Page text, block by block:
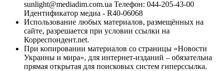
sunlight@mediadim.com.ua Телефон: 044-205-43-00
Идентификатор медиа - R40-06068
Использование любых материалов, размещённых на
сайте, разрешается при условии ссылки на
Корреспондент.net.
При копировании материалов со страницы «Новости
Украины и мира», для интернет-изданий – обязательна
прямая открытая для поисковых систем гиперссылка.